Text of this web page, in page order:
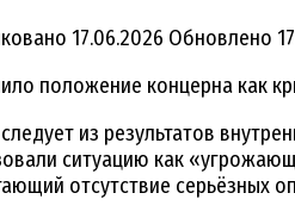
17.06.2026 Обновлено
положение концерна как
из результатов
ситуацию как
отсутствие серьёзных